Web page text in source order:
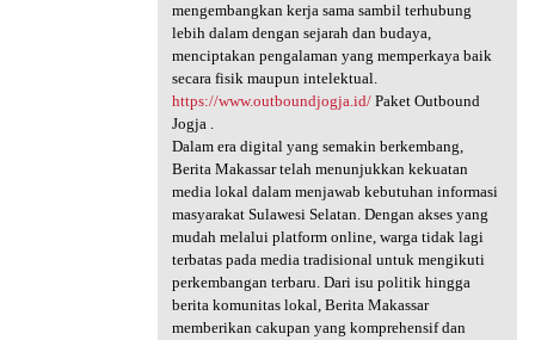
mengembangkan kerja sama sambil terhubung
lebih dalam dengan sejarah dan budaya,
menciptakan pengalaman yang memperkaya baik
secara fisik maupun intelektual.
https://www.outboundjogja.id/Paket Outbound
Jogja .
Dalam era digital yang semakin berkembang,
Berita Makassar telah menunjukkan kekuatan
media lokal dalam menjawab kebutuhan informasi
masyarakat Sulawesi Selatan. Dengan akses yang
mudah melalui platform online, warga tidak lagi
terbatas pada media tradisional untuk mengikuti
perkembangan terbaru. Dari isu politik hingga
berita komunitas lokal, Berita Makassar
memberikan cakupan yang komprehensif dan